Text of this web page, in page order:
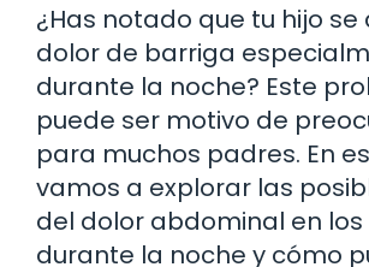
¿Has notado que tu hijo se
dolor de barriga
durante la noche? Este
puede ser motivo de
para muchos padres. En
vamos a explorar las
del dolor abdominal en los
durante la noche y cómo